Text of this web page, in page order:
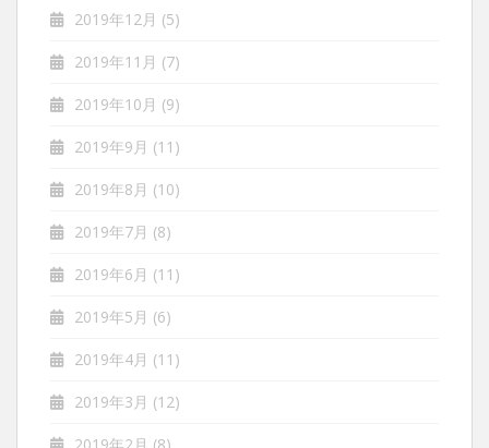
2019年12月 (5)
2019年11月 (7)
2019年10月 (9)
2019年9月 (11)
2019年8月 (10)
2019年7月 (8)
2019年6月 (11)
2019年5月 (6)
2019年4月 (11)
2019年3月 (12)
2019年2月 (8)